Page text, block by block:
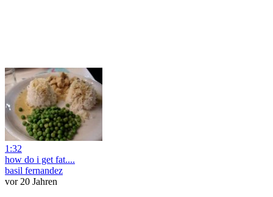
1:32
how do i get fat....
basil fernandez
vor 20 Jahren